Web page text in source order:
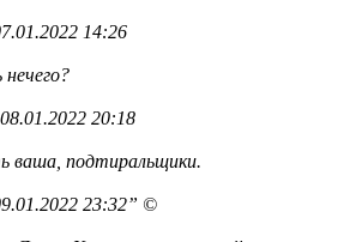
14:26
20:18
ваша, подтиральщики.
23:32” ©